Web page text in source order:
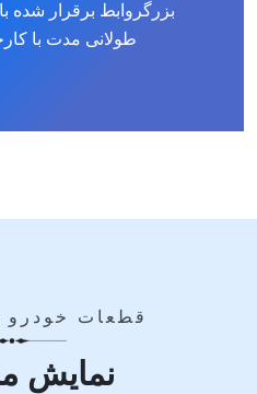
بزرگروابط برقرار شده
طولانی مدت با
قطعات خودرو
نمایش